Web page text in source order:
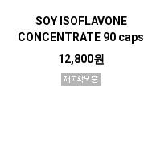
SOY ISOFLAVONE
CONCENTRATE 90 caps
12,800원